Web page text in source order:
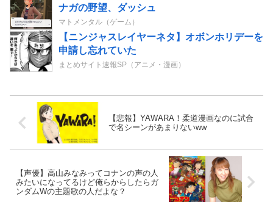
ナガの野望、ダッシュ
マトメンタル（ゲーム）
【ニンジャスレイヤーネタ】オボンホリデーを
申請し忘れていた
まとめサイト速報SP（アニメ・漫画）
【悲報】YAWARA！柔道漫画なのに試合
で名シーンがあまりないww
【声優】高山みなみってコナンの声の人
みたいになってるけど俺らからしたらガ
ンダムWの主題歌の人だよな？